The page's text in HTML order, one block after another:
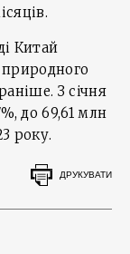
Китай
З січня
до 69,61 млн
року.
ДРУКУВАТИ